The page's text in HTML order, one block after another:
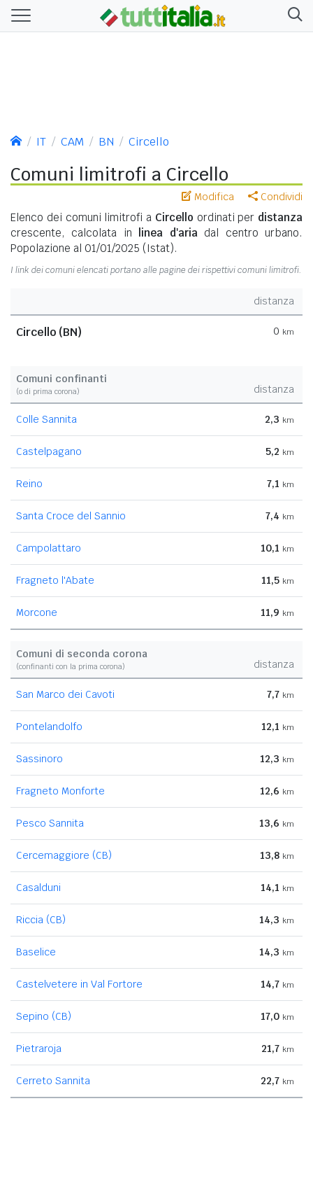
IT CAM BN Circello
Comuni limitrofi a Circello
Modifica Condividi
Elenco dei comuni limitrofi a Circello ordinati per distanza
crescente, calcolata in
linea d'aria dal centro urbano.
Popolazione al 01/01/2025 (Istat).
I link dei comuni elencati portano alle pagine dei rispettivi comuni limitrofi.
distanza
Circello (BN) 0 km
Comuni confinanti
(o di prima corona) distanza
Colle Sannita 2,3 km
Castelpagano 5,2 km
Reino 7,1 km
Santa Croce del Sannio 7,4 km
Campolattaro 10,1 km
Fragneto l'Abate 11,5 km
Morcone 11,9 km
Comuni di seconda corona
(confinanti con la prima corona) distanza
San Marco dei Cavoti 7,7 km
Pontelandolfo 12,1 km
Sassinoro 12,3 km
Fragneto Monforte 12,6 km
Pesco Sannita 13,6 km
Cercemaggiore (CB) 13,8 km
Casalduni 14,1 km
Riccia (CB) 14,3 km
Baselice 14,3 km
Castelvetere in Val Fortore 14,7 km
Sepino (CB) 17,0 km
Pietraroja 21,7 km
Cerreto Sannita 22,7 km